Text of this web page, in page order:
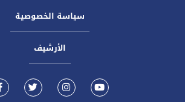
سياسة الخصوصية
الأرشيف